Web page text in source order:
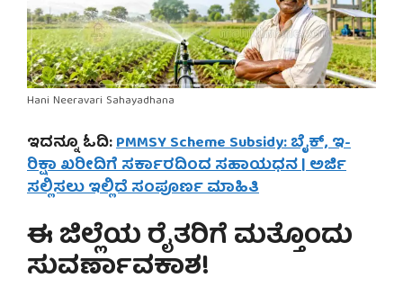
Hani Neeravari Sahayadhana
ಇದನ್ನೂ ಓದಿ:PMMSY Scheme Subsidy: ಬೈಕ್, ಇ-
ರಿಕ್ಷಾ ಖರೀದಿಗೆ ಸರ್ಕಾರದಿಂದ ಸಹಾಯಧನ | ಅರ್ಜಿ
ಸಲ್ಲಿಸಲು ಇಲ್ಲಿದೆ ಸಂಪೂರ್ಣ ಮಾಹಿತಿ
ಈ ಜಿಲ್ಲೆಯ ರೈತರಿಗೆ ಮತ್ತೊಂದು
ಸುವರ್ಣಾವಕಾಶ!